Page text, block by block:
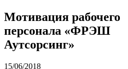
Мотивация рабочего
персонала «ФРЭШ
Аутсорсинг»
15/06/2018